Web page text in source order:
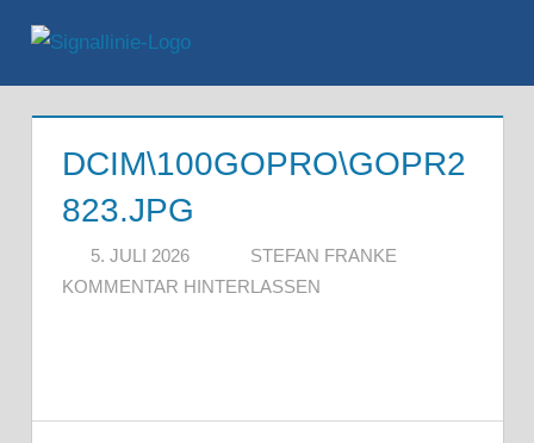
Inhalt
springen
DCIM\100GOPRO\GOPR2
823.JPG
5. JULI 2026
STEFAN FRANKE
KOMMENTAR HINTERLASSEN